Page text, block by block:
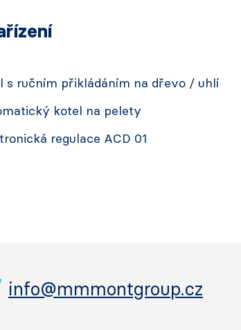
s ručním přikládáním na dřevo / uhlí
kotel na pelety
regulace ACD 01
info@mmmontgroup.cz